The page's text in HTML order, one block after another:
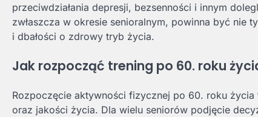
przeciwdziałania depresji, bezsenności i innym
zwłaszcza w okresie senioralnym, powinna być nie
i dbałości o zdrowy tryb życia.
Jak rozpocząć trening po 60. roku
Rozpoczęcie aktywności fizycznej po 60. roku
oraz jakości życia. Dla wielu seniorów podjęcie